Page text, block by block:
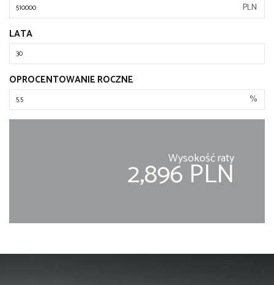
PLN
LATA
OPROCENTOWANIE ROCZNE
%
Wysokość raty
2,896 PLN